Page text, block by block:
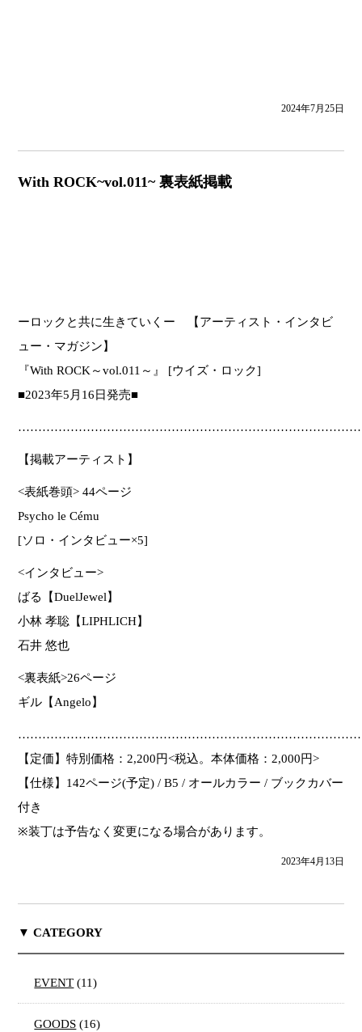
2024年7月25日
With ROCK~vol.011~ 裏表紙掲載
ーロックと共に生きていくー 【アーティスト・インタビ
ュー・マガジン】
『With ROCK～vol.011～』 [ウイズ・ロック]
■2023年5月16日発売■
【掲載アーティスト】
<表紙巻頭> 44ページ
Psycho le Cému
[ソロ・インタビュー×5]
<インタビュー>
ばる【DuelJewel】
小林 孝聡【LIPHLICH】
石井 悠也
<裏表紙>26ページ
ギル【Angelo】
【定価】特別価格：2,200円<税込。本体価格：2,000円>
【仕様】142ページ(予定) / B5 / オールカラー / ブックカバー
付き
※装丁は予告なく変更になる場合があります。
2023年4月13日
▼ CATEGORY
EVENT (11)
GOODS (16)